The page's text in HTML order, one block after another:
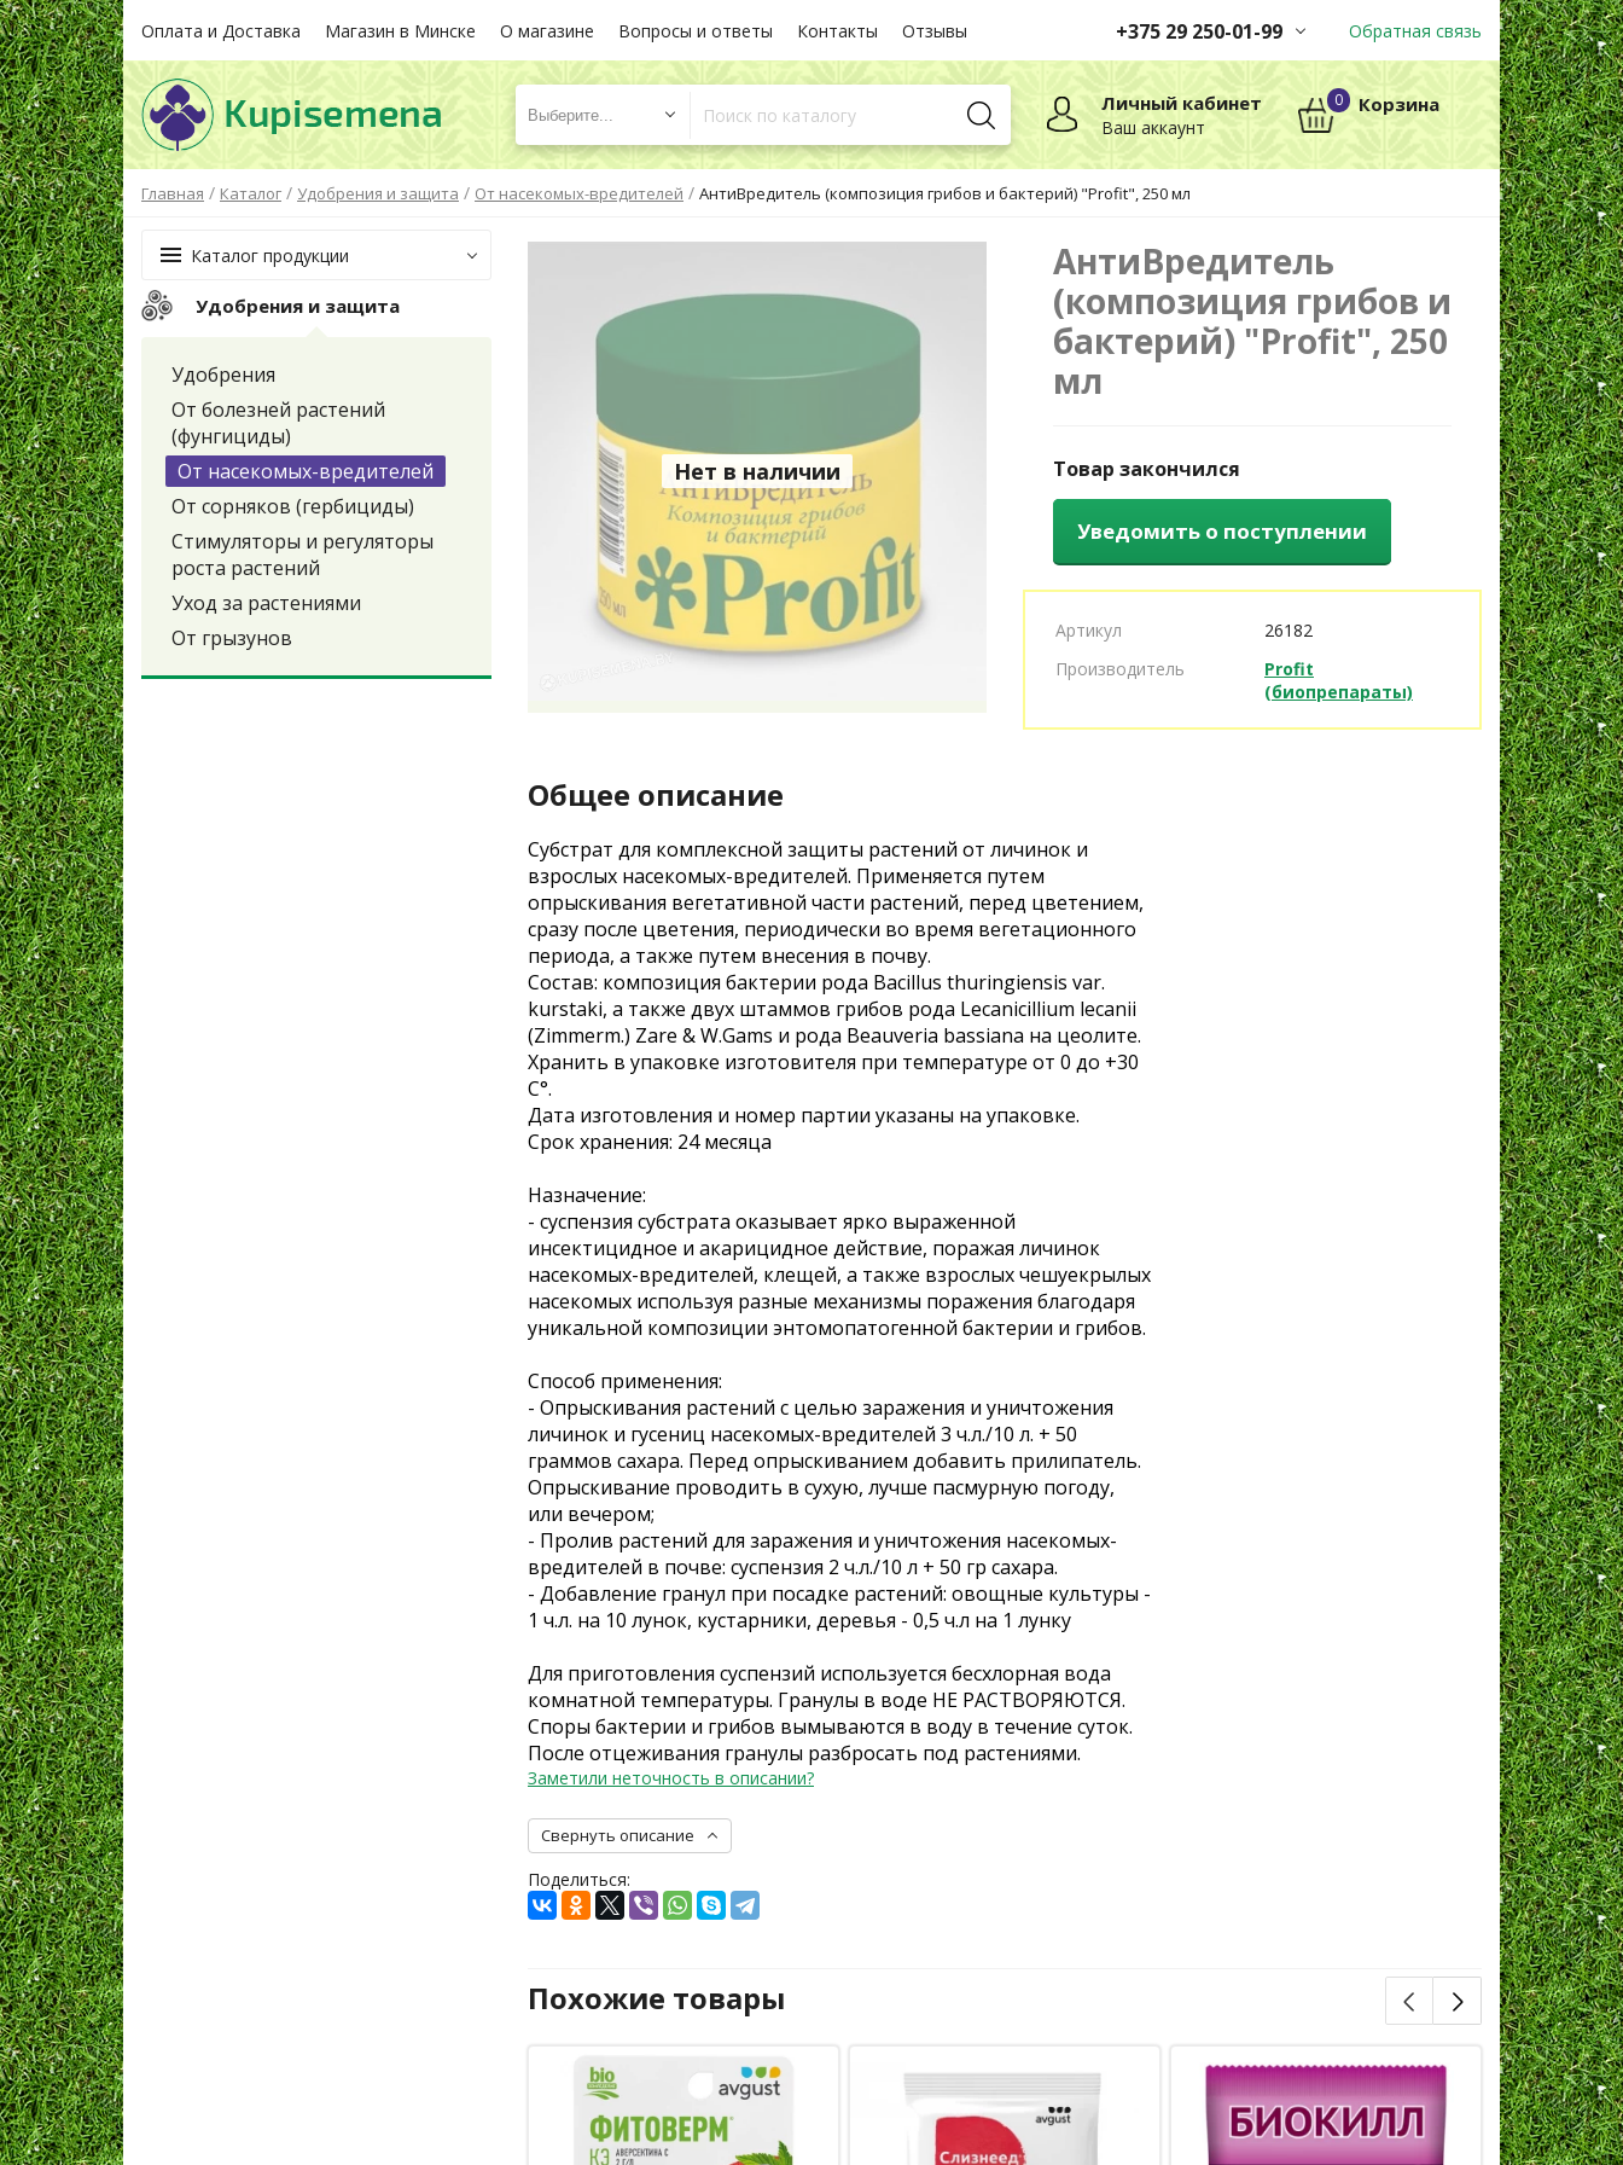
Оплата и Доставка Магазин в Минске О магазине Вопросы и ответы Контакты Отзывы +375 29 250-01-99
автоматически через корзину
круглосуточно без выходных
+375 29 250-01-99
Обратная связь
Выберите... Личный кабинет
Ваш аккаунт
0 Корзина
Главная / Каталог / Удобрения и защита / От насекомых-вредителей / АнтиВредитель (композиция грибов и бактерий) "Profit", 250 мл
Каталог продукции
Удобрения и защита
Удобрения
От болезней растений
(фунгициды)
От насекомых-вредителей
От сорняков (гербициды)
Стимуляторы и регуляторы
роста растений
Уход за растениями
От грызунов
Нет в наличии
АнтиВредитель
(композиция грибов и
бактерий) "Profit", 250
мл
Товар закончился
Уведомить о поступлении
Артикул
26182
Производитель
Profit
(биопрепараты)
Общее описание
Субстрат для комплексной защиты растений от личинок и
взрослых насекомых-вредителей. Применяется путем
опрыскивания вегетативной части растений, перед цветением,
сразу после цветения, периодически во время вегетационного
периода, а также путем внесения в почву.
Состав: композиция бактерии рода Bacillus thuringiensis var.
kurstaki, а также двух штаммов грибов рода Lecanicillium lecanii
(Zimmerm.) Zare & W.Gams и рода Beauveria bassiana на цеолите.
Хранить в упаковке изготовителя при температуре от 0 до +30
С°.
Дата изготовления и номер партии указаны на упаковке.
Срок хранения: 24 месяца
Назначение:
- суспензия субстрата оказывает ярко выраженной
инсектицидное и акарицидное действие, поражая личинок
насекомых-вредителей, клещей, а также взрослых чешуекрылых
насекомых используя разные механизмы поражения благодаря
уникальной композиции энтомопатогенной бактерии и грибов.
Способ применения:
- Опрыскивания растений с целью заражения и уничтожения
личинок и гусениц насекомых-вредителей 3 ч.л./10 л. + 50
граммов сахара. Перед опрыскиванием добавить прилипатель.
Опрыскивание проводить в сухую, лучше пасмурную погоду,
или вечером;
- Пролив растений для заражения и уничтожения насекомых-
вредителей в почве: суспензия 2 ч.л./10 л + 50 гр сахара.
- Добавление гранул при посадке растений: овощные культуры -
1 ч.л. на 10 лунок, кустарники, деревья - 0,5 ч.л на 1 лунку
Для приготовления суспензий используется бесхлорная вода
комнатной температуры. Гранулы в воде НЕ РАСТВОРЯЮТСЯ.
Споры бактерии и грибов вымываются в воду в течение суток.
После отцеживания гранулы разбросать под растениями.
Заметили неточность в описании?
Свернуть описание
Поделиться:
Похожие товары